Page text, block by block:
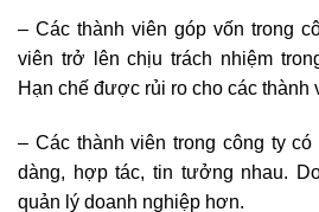
– Các thành viên góp vốn trong
viên trở lên chịu trách nhiệm
Hạn chế được rủi ro cho các thành
– Các thành viên trong công ty
dàng, hợp tác, tin tưởng nhau.
quản lý doanh nghiệp hơn.